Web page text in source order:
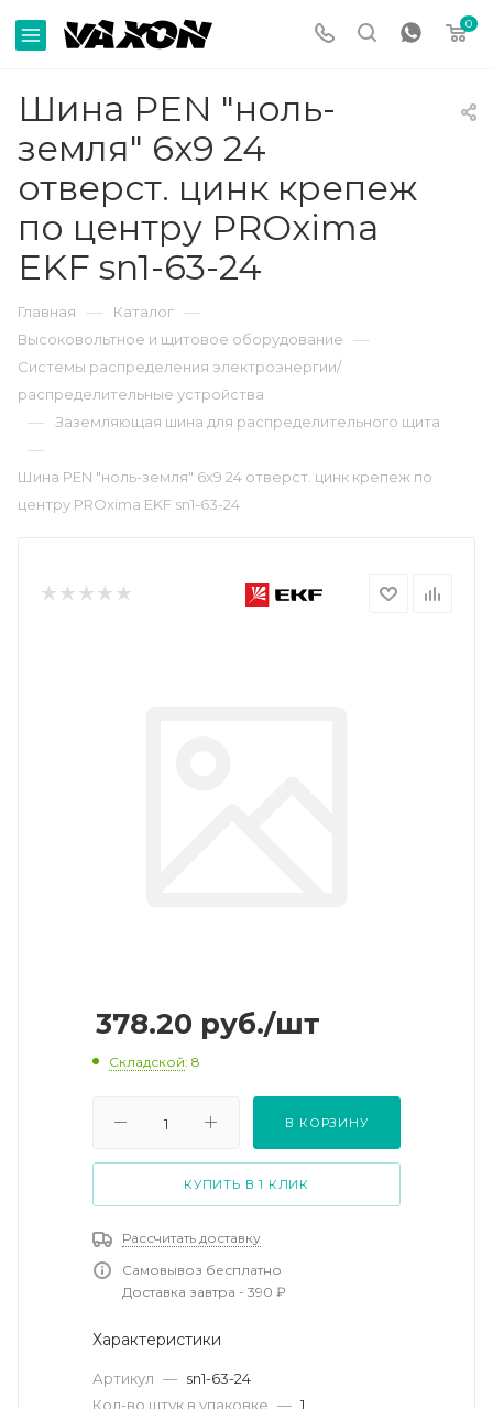
0
Шина PEN "ноль-
земля" 6х9 24
отверст. цинк крепеж
по центру PROxima
EKF sn1-63-24
Главная — Каталог —
Высоковольтное и щитовое оборудование —
Системы распределения электроэнергии/
распределительные устройства
— Заземляющая шина для распределительного щита
—
Шина PEN "ноль-земля" 6х9 24 отверст. цинк крепеж по
центру PROxima EKF sn1-63-24
378.20 руб./шт
Складской: 8
В КОРЗИНУ
КУПИТЬ В 1 КЛИК
Рассчитать доставку
Самовывоз бесплатно
Доставка завтра - 390 ₽
Характеристики
Артикул — sn1-63-24
Кол-во штук в упаковке — 1